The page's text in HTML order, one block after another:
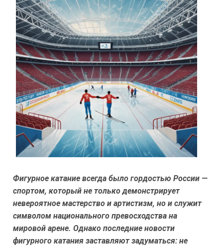
Фигурное катание всегда было гордостью России —
спортом, который не только демонстрирует
невероятное мастерство и артистизм, но и служит
символом национального превосходства на
мировой арене. Однако последние новости
фигурного катания заставляют задуматься: не